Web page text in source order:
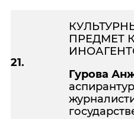
21.
ПРЕДМЕТ
Гурова